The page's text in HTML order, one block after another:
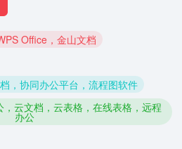
Office，金山文档
，协同办公平台，流程图软件
云文档，云表格，在线表格，远程
办公